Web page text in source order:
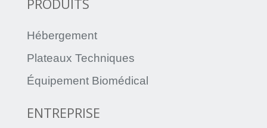
Hébergement
Plateaux Techniques
Équipement Biomédical
ENTREPRISE